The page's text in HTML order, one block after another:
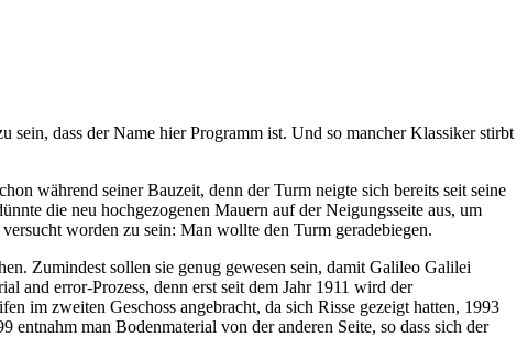
dass der Name hier Programm ist. Und so mancher Klassiker stirbt
während seiner Bauzeit, denn der Turm neigte sich bereits seit seine
die neu hochgezogenen Mauern auf der Neigungsseite aus, um
worden zu sein: Man wollte den Turm geradebiegen.
Zumindest sollen sie genug gewesen sein, damit Galileo Galilei
and error-Prozess, denn erst seit dem Jahr 1911 wird der
im zweiten Geschoss angebracht, da sich Risse gezeigt hatten, 1993
man Bodenmaterial von der anderen Seite, so dass sich der